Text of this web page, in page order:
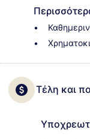
Τέλη και